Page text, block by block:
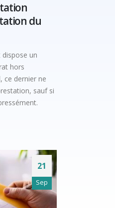
du
un
hors
ce dernier ne
sauf si
21
Sep